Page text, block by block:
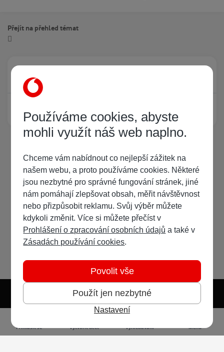
Přejít na přehled témat
Právě prohlíží tuto stránku
Žádný registrovaný uživatel si neprohlíží tuto stránku
Světlý režim Předvolba systému
Přihlásit se Vytvořit účet Vyhledávání Menu
Používáme cookies, abyste
mohli využít náš web naplno.
Chceme vám nabídnout co nejlepší zážitek na
našem webu, a proto používáme cookies. Některé
jsou nezbytné pro správné fungování stránek, jiné
nám pomáhají zlepšovat obsah, měřit návštěvnost
nebo přizpůsobit reklamu. Svůj výběr můžete
kdykoli změnit. Více si můžete přečíst v
Prohlášení o zpracování osobních údajů a také v
Zásadách používání cookies.
Použít jen nezbytné
Povolit vše
Nastavení